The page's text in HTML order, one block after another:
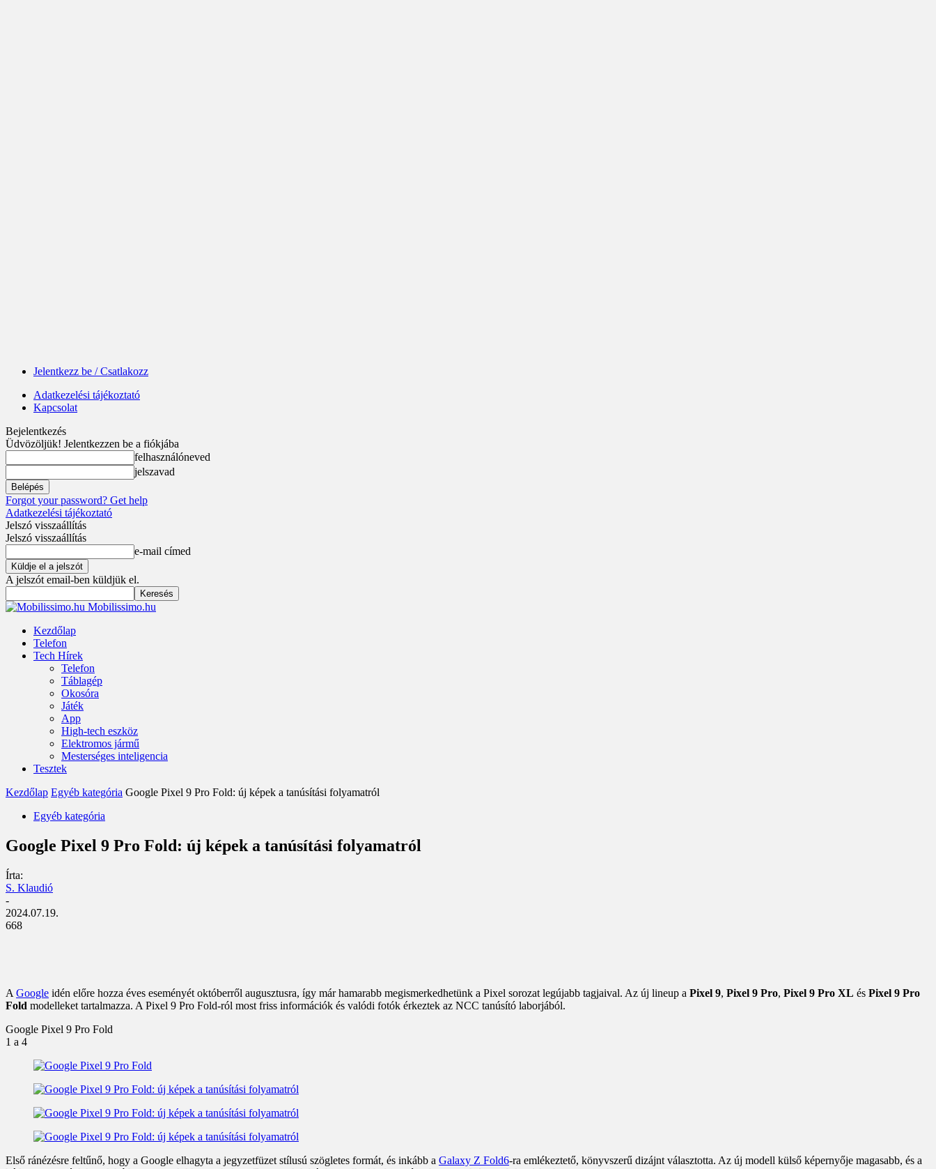
Jelentkezz be / Csatlakozz
Adatkezelési tájékoztató
Kapcsolat
Bejelentkezés
Üdvözöljük! Jelentkezzen be a fiókjába
felhasználóneved
jelszavad
Forgot your password? Get help
Adatkezelési tájékoztató
Jelszó visszaállítás
Jelszó visszaállítás
e-mail címed
A jelszót email-ben küldjük el.
Mobilissimo.hu
Kezdőlap
Telefon
Tech Hírek
Telefon
Táblagép
Okosóra
Játék
App
High-tech eszköz
Elektromos jármű
Mesterséges inteligencia
Tesztek
Kezdőlap Egyéb kategória Google Pixel 9 Pro Fold: új képek a tanúsítási folyamatról
Egyéb kategória
Google Pixel 9 Pro Fold: új képek a tanúsítási folyamatról
Írta:
S. Klaudió
-
2024.07.19.
668
A Google idén előre hozza éves eseményét októberről augusztusra, így már hamarabb megismerkedhetünk a Pixel sorozat legújabb tagjaival. Az új lineup a Pixel 9, Pixel 9 Pro, Pixel 9 Pro XL és Pixel 9 Pro
Fold modelleket tartalmazza. A Pixel 9 Pro Fold-ról most friss információk és valódi fotók érkeztek az NCC tanúsító laborjából.
Google Pixel 9 Pro Fold
1 a 4
Első ránézésre feltűnő, hogy a Google elhagyta a jegyzetfüzet stílusú szögletes formát, és inkább a Galaxy Z Fold6-ra emlékeztető, könyvszerű dizájnt választotta. Az új modell külső képernyője magasabb, és a